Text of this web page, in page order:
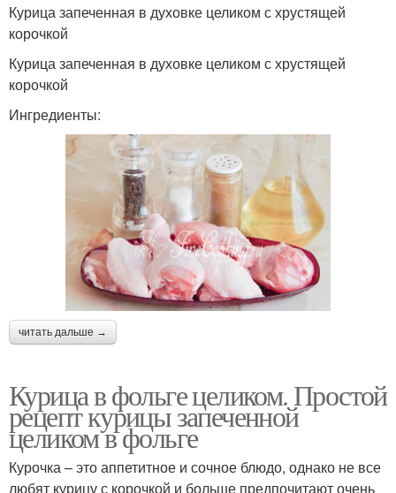
Курица запеченная в духовке целиком с хрустящей
корочкой
Курица запеченная в духовке целиком с хрустящей
корочкой
Ингредиенты:
читать дальше →
Курица в фольге целиком. Простой
рецепт курицы запеченной
целиком в фольге
Курочка – это аппетитное и сочное блюдо, однако не все
любят курицу с корочкой и больше предпочитают очень